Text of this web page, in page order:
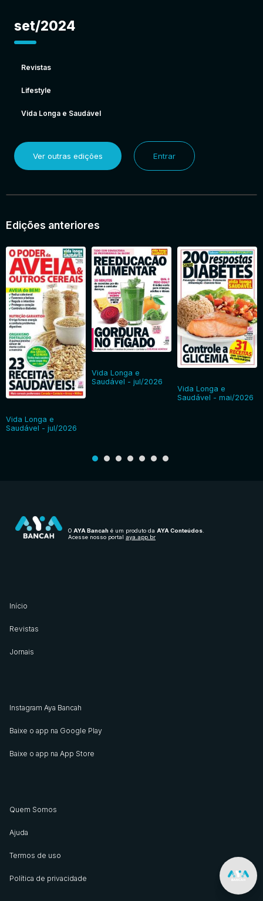
set/2024
Revistas
Lifestyle
Vida Longa e Saudável
Ver outras edições Entrar
Edições anteriores
Vida Longa e
Saudável - jul/2026
Vida Longa e
Saudável - jul/2026
Vida Longa e
Saudável - mai/2026
O AYA Bancah é um produto da AYA Conteúdos
Acesse nosso portal aya.app.br
Início
Revistas
Jornais
Instagram Aya Bancah
Baixe o app na Google Play
Baixe o app na App Store
Quem Somos
Ajuda
Termos de uso
Política de privacidade